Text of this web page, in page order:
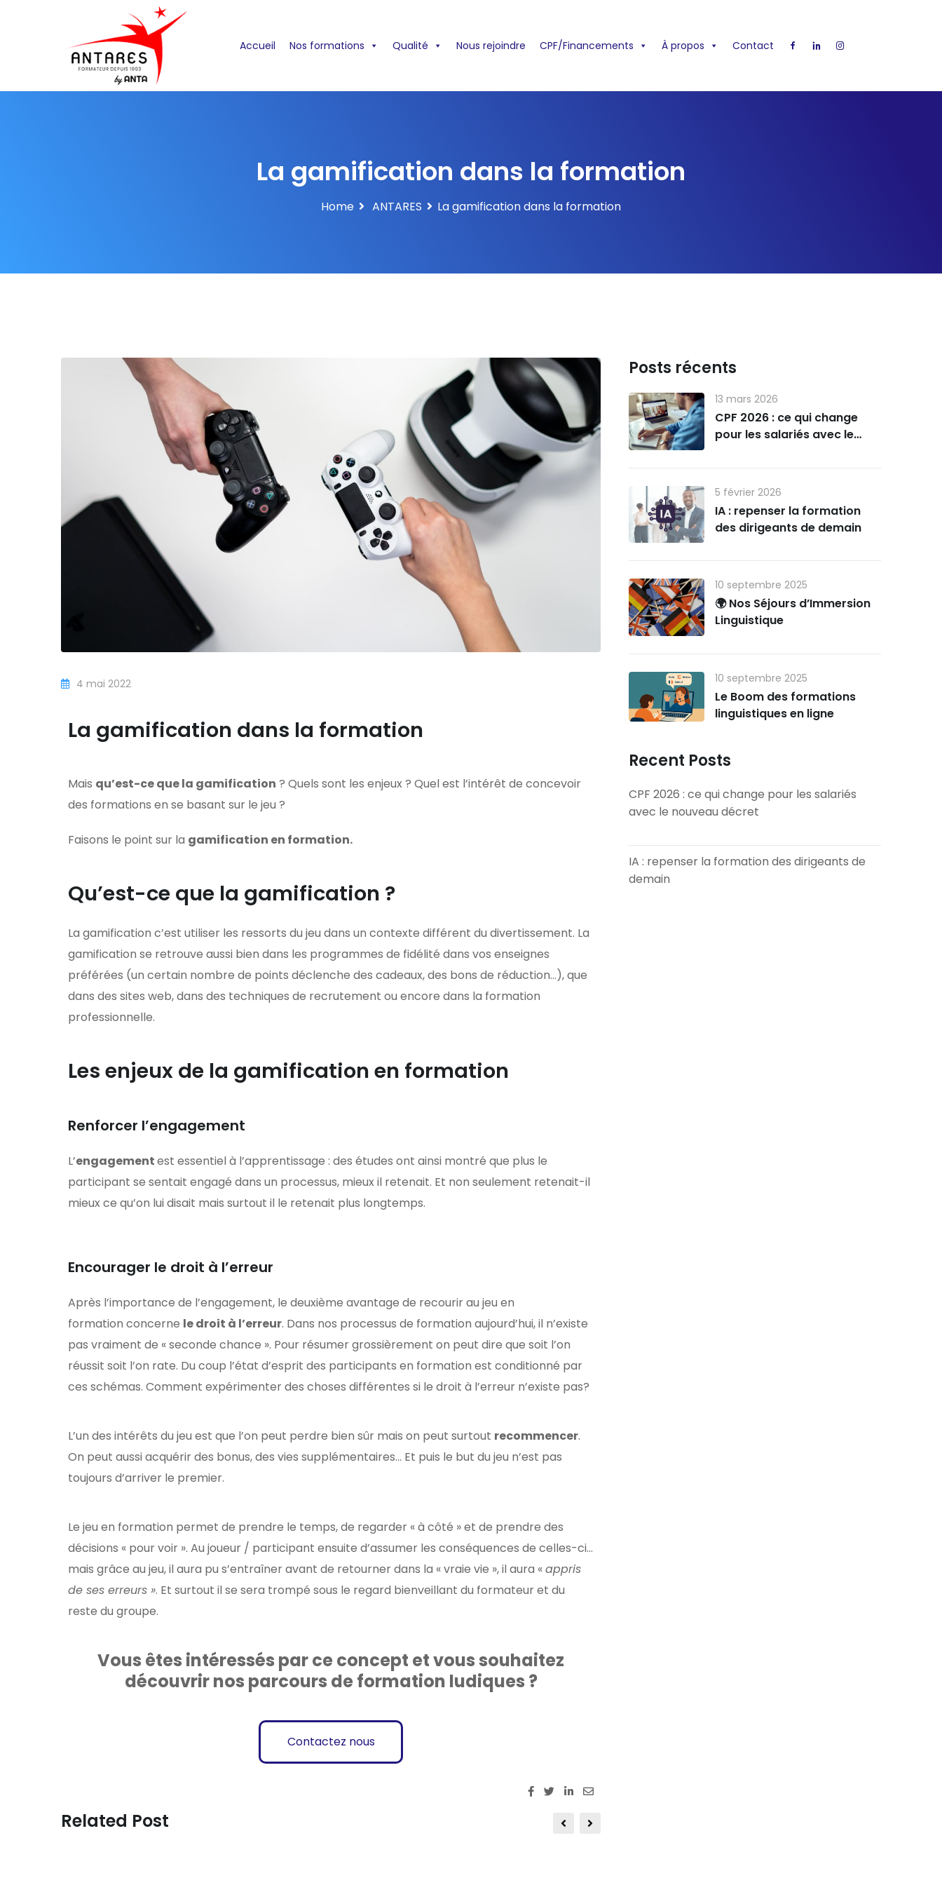
Accueil Nos formations Qualité Nous rejoindre CPF/Financements À propos Contact
La gamification dans la formation
Home ANTARES La gamification dans la formation
4 mai 2022
La gamification dans la formation
Mais qu’est-ce que la gamification ? Quels sont les enjeux ? Quel est l’intérêt de concevoir
des formations en se basant sur le jeu ?
Faisons le point sur la gamification en formation.
Qu’est-ce que la gamification ?
La gamification c’est utiliser les ressorts du jeu dans un contexte différent du divertissement. La
gamification se retrouve aussi bien dans les programmes de fidélité dans vos enseignes
préférées (un certain nombre de points déclenche des cadeaux, des bons de réduction…), que
dans des sites web, dans des techniques de recrutement ou encore dans la formation
professionnelle.
Les enjeux de la gamification en formation
Renforcer l’engagement
L’engagementest essentiel à l’apprentissage : des études ont ainsi montré que plus le
participant se sentait engagé dans un processus, mieux il retenait. Et non seulement retenait-il
mieux ce qu’on lui disait mais surtout il le retenait plus longtemps.
Encourager le droit à l’erreur
Après l’importance de l’engagement, le deuxième avantage de recourir au jeu en
formation concerne le droit à l’erreur. Dans nos processus de formation aujourd’hui, il n’existe
pas vraiment de « seconde chance ». Pour résumer grossièrement on peut dire que soit l’on
réussit soit l’on rate. Du coup l’état d’esprit des participants en formation est conditionné par
ces schémas. Comment expérimenter des choses différentes si le droit à l’erreur n’existe pas?
L’un des intérêts du jeu est que l’on peut perdre bien sûr mais on peut surtout recommencer.
On peut aussi acquérir des bonus, des vies supplémentaires… Et puis le but du jeu n’est pas
toujours d’arriver le premier.
Le jeu en formation permet de prendre le temps, de regarder « à côté » et de prendre des
décisions « pour voir ». Au joueur / participant ensuite d’assumer les conséquences de celles-ci…
mais grâce au jeu, il aura pu s’entraîner avant de retourner dans la « vraie vie », il aura «appris
de ses erreurs ». Et surtout il se sera trompé sous le regard bienveillant du formateur et du
reste du groupe.
Vous êtes intéressés par ce concept et vous souhaitez
découvrir nos parcours de formation ludiques ?
Contactez nous
Related Post
Posts récents
13 mars 2026
CPF 2026 : ce qui change
pour les salariés avec le
5 février 2026
IA : repenser la formation
des dirigeants de demain
10 septembre 2025
🌍 Nos Séjours d’Immersion
Linguistique
10 septembre 2025
Le Boom des formations
linguistiques en ligne
Recent Posts
CPF 2026 : ce qui change pour les salariés
avec le nouveau décret
IA : repenser la formation des dirigeants de
demain